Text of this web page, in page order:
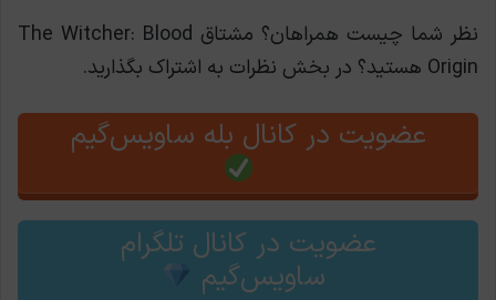
نظر شما چیست همراهان؟ مشتاق The Witcher: Blood
Origin هستید؟ در بخش نظرات به اشتراک بگذارید.
عضویت در کانال بله ساویس‌گیم
عضویت در کانال تلگرام
ساویس‌گیم